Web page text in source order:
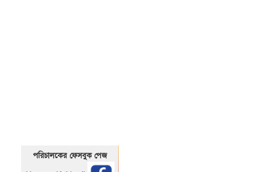
পরিচালকের ফেসবুক পেজ